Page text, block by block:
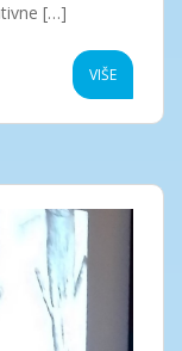
[…]
VIŠE